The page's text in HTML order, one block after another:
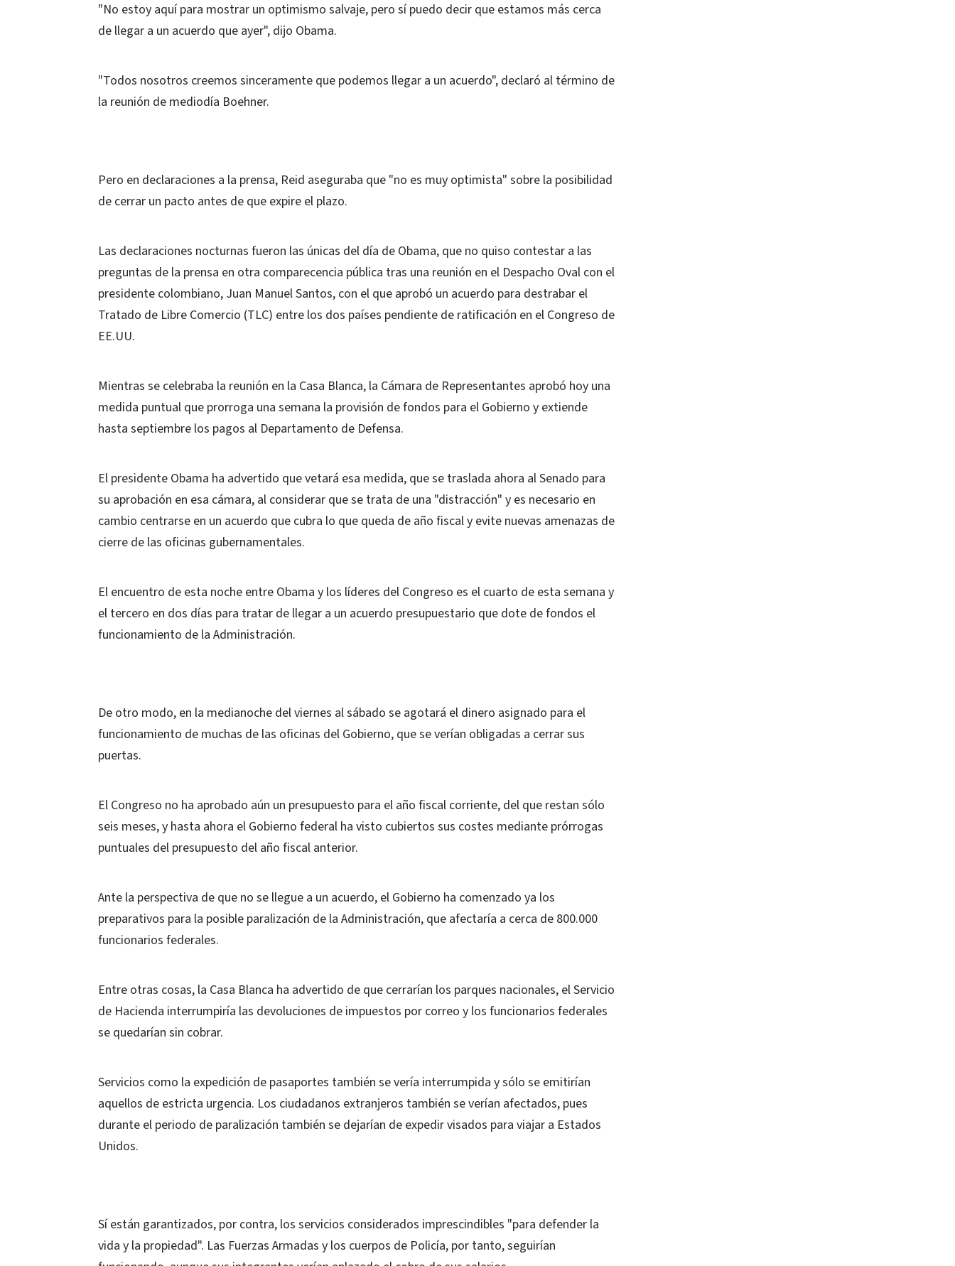
"No estoy aquí para mostrar un optimismo salvaje, pero sí puedo decir que estamos más cerca
de llegar a un acuerdo que ayer", dijo Obama.
"Todos nosotros creemos sinceramente que podemos llegar a un acuerdo", declaró al término de
la reunión de mediodía Boehner.
Pero en declaraciones a la prensa, Reid aseguraba que "no es muy optimista" sobre la posibilidad
de cerrar un pacto antes de que expire el plazo.
Las declaraciones nocturnas fueron las únicas del día de Obama, que no quiso contestar a las
preguntas de la prensa en otra comparecencia pública tras una reunión en el Despacho Oval con el
presidente colombiano, Juan Manuel Santos, con el que aprobó un acuerdo para destrabar el
Tratado de Libre Comercio (TLC) entre los dos países pendiente de ratificación en el Congreso de
EE.UU.
Mientras se celebraba la reunión en la Casa Blanca, la Cámara de Representantes aprobó hoy una
medida puntual que prorroga una semana la provisión de fondos para el Gobierno y extiende
hasta septiembre los pagos al Departamento de Defensa.
El presidente Obama ha advertido que vetará esa medida, que se traslada ahora al Senado para
su aprobación en esa cámara, al considerar que se trata de una "distracción" y es necesario en
cambio centrarse en un acuerdo que cubra lo que queda de año fiscal y evite nuevas amenazas de
cierre de las oficinas gubernamentales.
El encuentro de esta noche entre Obama y los líderes del Congreso es el cuarto de esta semana y
el tercero en dos días para tratar de llegar a un acuerdo presupuestario que dote de fondos el
funcionamiento de la Administración.
De otro modo, en la medianoche del viernes al sábado se agotará el dinero asignado para el
funcionamiento de muchas de las oficinas del Gobierno, que se verían obligadas a cerrar sus
puertas.
El Congreso no ha aprobado aún un presupuesto para el año fiscal corriente, del que restan sólo
seis meses, y hasta ahora el Gobierno federal ha visto cubiertos sus costes mediante prórrogas
puntuales del presupuesto del año fiscal anterior.
Ante la perspectiva de que no se llegue a un acuerdo, el Gobierno ha comenzado ya los
preparativos para la posible paralización de la Administración, que afectaría a cerca de 800.000
funcionarios federales.
Entre otras cosas, la Casa Blanca ha advertido de que cerrarían los parques nacionales, el Servicio
de Hacienda interrumpiría las devoluciones de impuestos por correo y los funcionarios federales
se quedarían sin cobrar.
Servicios como la expedición de pasaportes también se vería interrumpida y sólo se emitirían
aquellos de estricta urgencia. Los ciudadanos extranjeros también se verían afectados, pues
durante el periodo de paralización también se dejarían de expedir visados para viajar a Estados
Unidos.
Sí están garantizados, por contra, los servicios considerados imprescindibles "para defender la
vida y la propiedad". Las Fuerzas Armadas y los cuerpos de Policía, por tanto, seguirían